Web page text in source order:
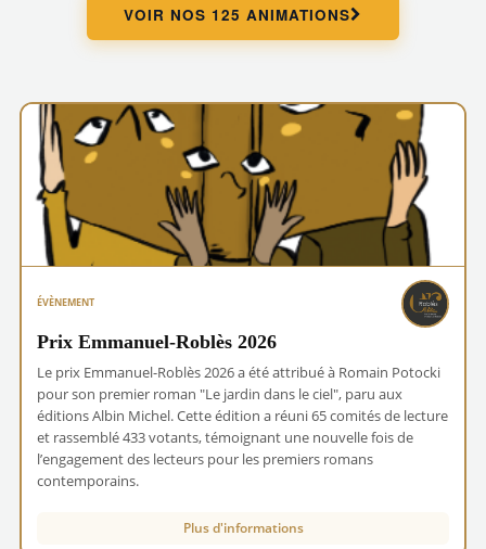
VOIR NOS 125 ANIMATIONS
ÉVÈNEMENT
Prix Emmanuel-Roblès 2026
Le prix Emmanuel-Roblès 2026 a été attribué à Romain Potocki
pour son premier roman "Le jardin dans le ciel", paru aux
éditions Albin Michel. Cette édition a réuni 65 comités de lecture
et rassemblé 433 votants, témoignant une nouvelle fois de
l’engagement des lecteurs pour les premiers romans
contemporains.
Plus d'informations